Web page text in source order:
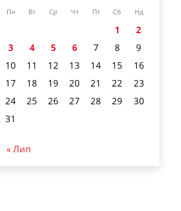
Пн Вт Ср Чт Пт Сб Нд
1
2
3
4 5 6 7 8
9
10
11 12 13 14 15
16
17
18 19 20 21 22
23
24
25 26 27 28 29
30
31
« Лип